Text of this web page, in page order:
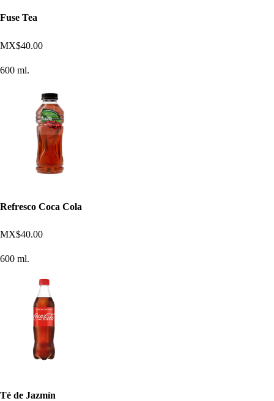
Fuse Tea
MX$40.00
600 ml.
Refresco Coca Cola
MX$40.00
600 ml.
Té de Jazmín